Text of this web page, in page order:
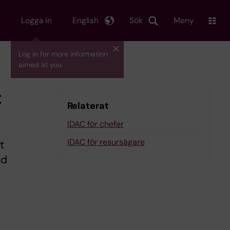
Logga in
Log in for more information
aimed at you.
Sök
English Meny
Relaterat
IDAC för chefer
IDAC för resursägare